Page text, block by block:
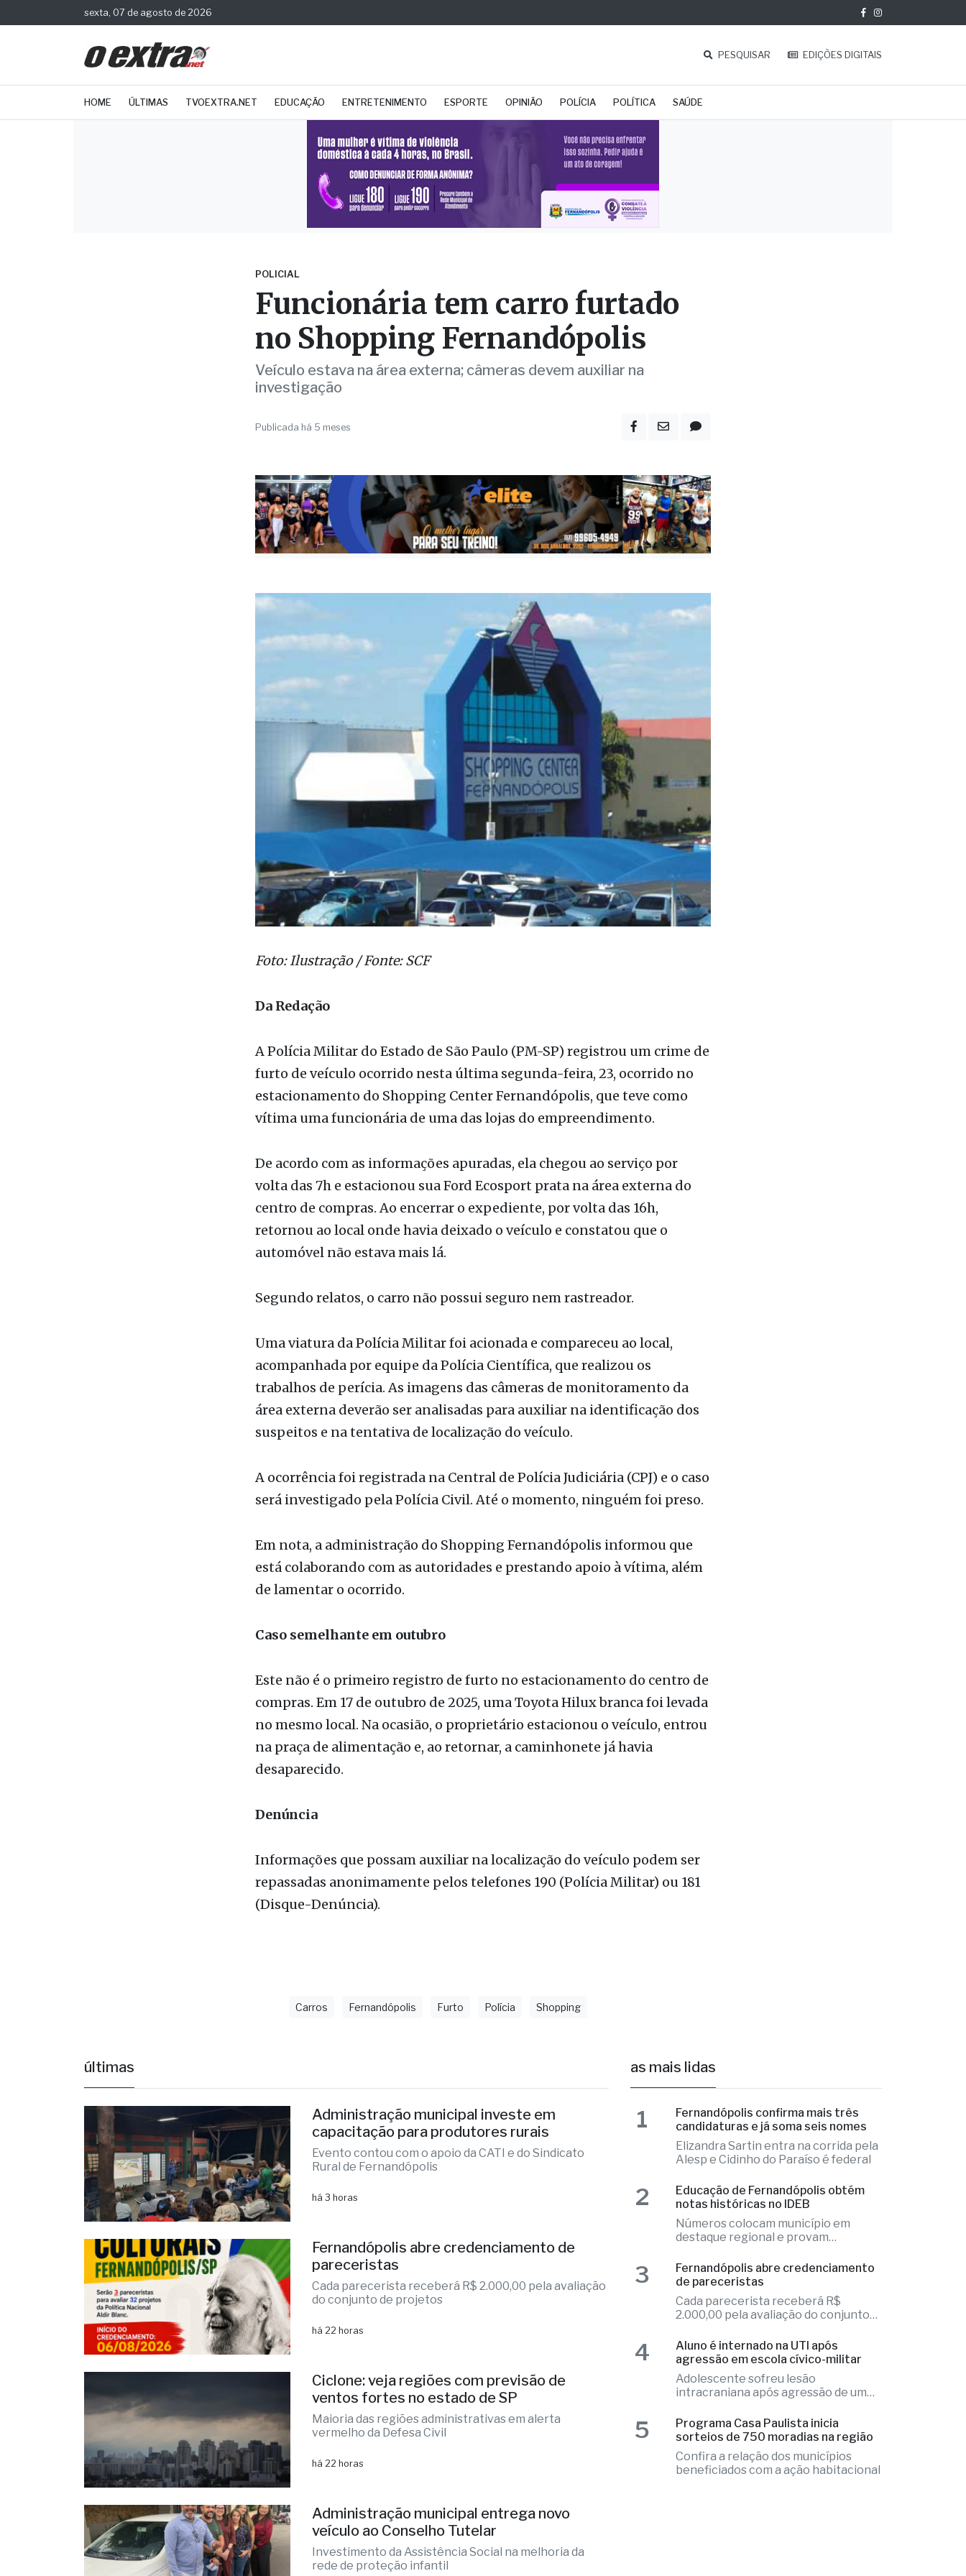
sexta, 07 de agosto de 2026
PESQUISAR EDIÇÕES DIGITAIS
HOME ÚLTIMAS TVOEXTRA.NET EDUCAÇÃO ENTRETENIMENTO ESPORTE OPINIÃO POLÍCIA POLÍTICA SAÚDE
no Shopping Fernandópolis
Veículo estava na área externa; câmeras devem auxiliar na
investigação
Publicada há 5 meses
Foto: Ilustração / Fonte: SCF
Da Redação
A Polícia Militar do Estado de São Paulo (PM-SP) registrou um crime de
estacionamento do Shopping Center Fernandópolis, que teve como
vítima uma funcionária de uma das lojas do empreendimento.
De acordo com as informações apuradas, ela chegou ao serviço por
centro de compras. Ao encerrar o expediente, por volta das 16h,
retornou ao local onde havia deixado o veículo e constatou que o
automóvel não estava mais lá.
Segundo relatos, o carro não possui seguro nem rastreador.
Uma viatura da Polícia Militar foi acionada e compareceu ao local,
trabalhos de perícia. As imagens das câmeras de monitoramento da
área externa deverão ser analisadas para auxiliar na identificação dos
suspeitos e na tentativa de localização do veículo.
A ocorrência foi registrada na Central de Polícia Judiciária (CPJ) e o caso
Em nota, a administração do Shopping Fernandópolis informou que
de lamentar o ocorrido.
Caso semelhante em outubro
Este não é o primeiro registro de furto no estacionamento do centro de
no mesmo local. Na ocasião, o proprietário estacionou o veículo, entrou
na praça de alimentação e, ao retornar, a caminhonete já havia
desaparecido.
Denúncia
Informações que possam auxiliar na localização do veículo podem ser
(Disque-Denúncia).
capacitação para produtores rurais
Evento contou com o apoio da CATI e do Sindicato
Rural de Fernandópolis
há 3 horas
Fernandópolis abre credenciamento de
Cada parecerista receberá R$ 2.000,00 pela avaliação
do conjunto de projetos
há 22 horas
Ciclone: veja regiões com previsão de
Maioria das regiões administrativas em alerta
vermelho da Defesa Civil
há 22 horas
Administração municipal entrega novo
Investimento da Assistência Social na melhoria da
rede de proteção infantil
há 22 horas
Fernandópolis confirma mais três
Alesp e Cidinho do Paraíso é federal
1
Educação de Fernandópolis obtém
notas históricas no IDEB
destaque regional e provam
excelência
Fernandópolis abre credenciamento
de pareceristas
2.000,00 pela avaliação do conjunto
de projetos
Aluno é internado na UTI após
agressão em escola cívico-militar
intracraniana após agressão de um
colega
Programa Casa Paulista inicia
sorteios de 750 moradias na região
beneficiados com a ação habitacional